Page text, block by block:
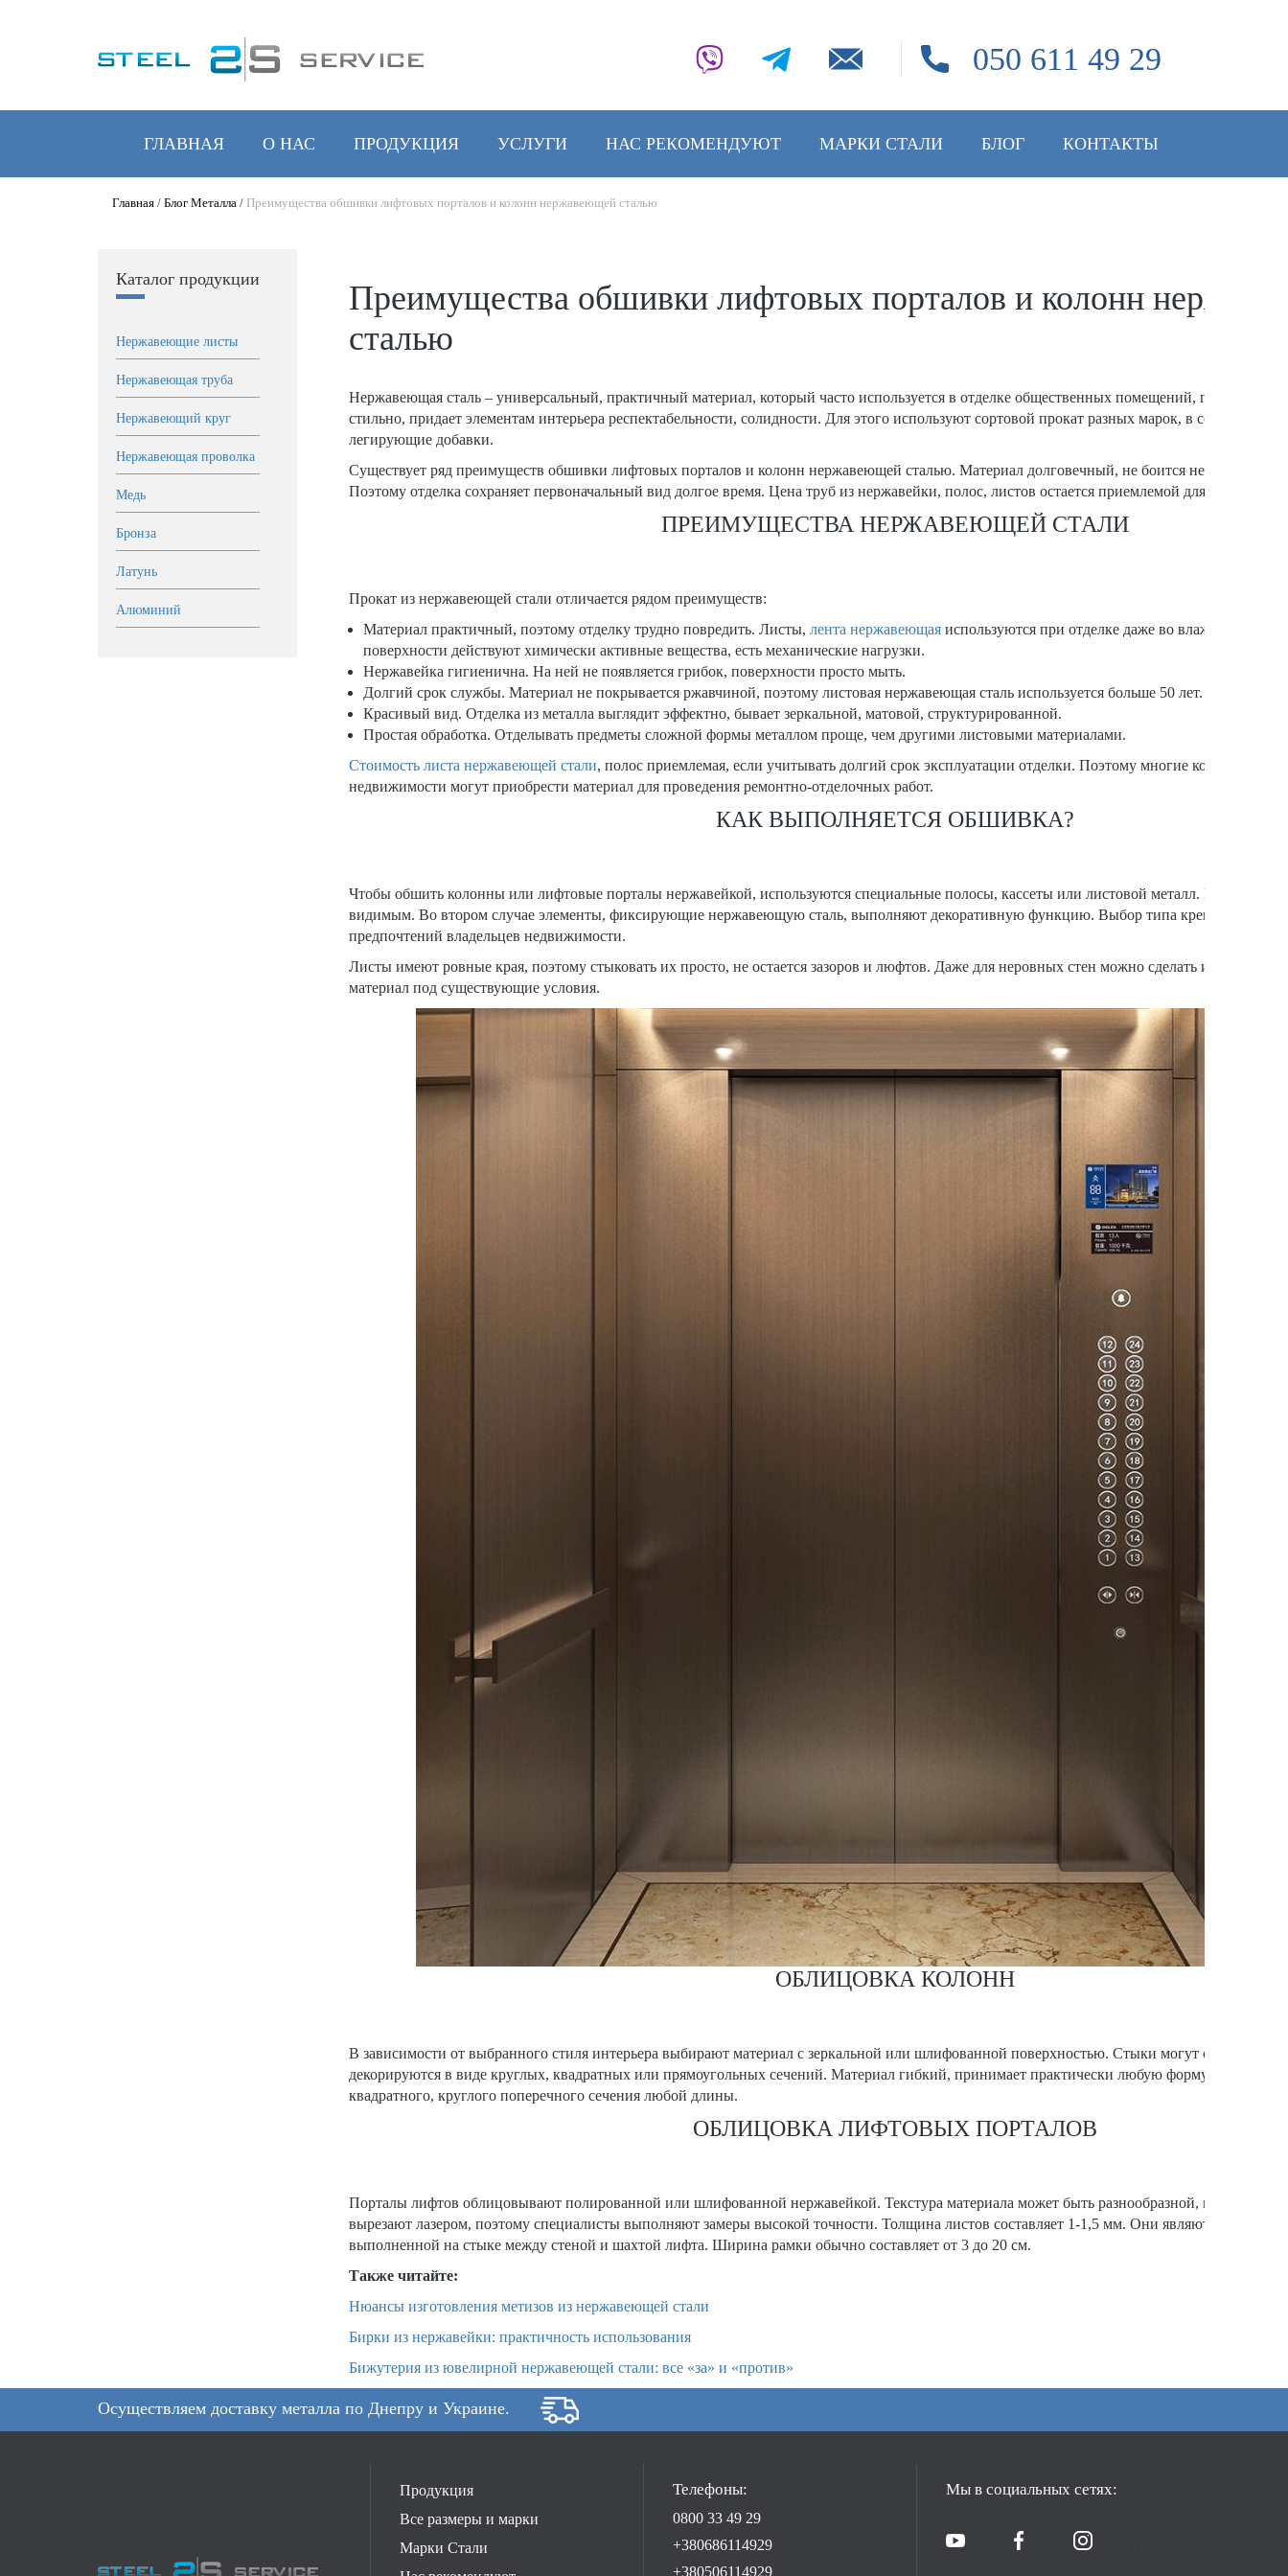
050 611 49 29
ГЛАВНАЯ О НАС ПРОДУКЦИЯ УСЛУГИ НАС РЕКОМЕНДУЮТ МАРКИ СТАЛИ БЛОГ КОНТАКТЫ
Главная / Блог Металла / Преимущества обшивки лифтовых порталов и колонн нержавеющей сталью
Каталог продукции
Нержавеющие листы
Нержавеющая труба
Нержавеющий круг
Нержавеющая проволка
Медь
Бронза
Латунь
Алюминий
Преимущества обшивки лифтовых порталов и колонн
сталью
Нержавеющая сталь – универсальный, практичный материал, который часто используется в отделке общественных помещений, подъездов,
стильно, придает элементам интерьера респектабельности, солидности. Для этого используют сортовой прокат разных марок, в состав
легирующие добавки.
Существует ряд преимуществ обшивки лифтовых порталов и колонн нержавеющей сталью. Материал долговечный, не боится
Поэтому отделка сохраняет первоначальный вид долгое время. Цена труб из нержавейки, полос, листов остается приемлемой для
ПРЕИМУЩЕСТВА НЕРЖАВЕЮЩЕЙ СТАЛИ
Прокат из нержавеющей стали отличается рядом преимуществ:
Материал практичный, поэтому отделку трудно повредить. Листы, лента нержавеющая используются при отделке даже во влажных
поверхности действуют химически активные вещества, есть механические нагрузки.
Нержавейка гигиенична. На ней не появляется грибок, поверхности просто мыть.
Долгий срок службы. Материал не покрывается ржавчиной, поэтому листовая нержавеющая сталь используется больше 50 лет.
Красивый вид. Отделка из металла выглядит эффектно, бывает зеркальной, матовой, структурированной.
Простая обработка. Отделывать предметы сложной формы металлом проще, чем другими листовыми материалами.
Стоимость листа нержавеющей стали, полос приемлемая, если учитывать долгий срок эксплуатации отделки. Поэтому многие компании,
недвижимости могут приобрести материал для проведения ремонтно-отделочных работ.
КАК ВЫПОЛНЯЕТСЯ ОБШИВКА?
Чтобы обшить колонны или лифтовые порталы нержавейкой, используются специальные полосы, кассеты или листовой металл. Крепеж
видимым. Во втором случае элементы, фиксирующие нержавеющую сталь, выполняют декоративную функцию. Выбор типа крепежа зависит
предпочтений владельцев недвижимости.
Листы имеют ровные края, поэтому стыковать их просто, не остается зазоров и люфтов. Даже для неровных стен можно сделать идеальную
материал под существующие условия.
ОБЛИЦОВКА КОЛОНН
В зависимости от выбранного стиля интерьера выбирают материал с зеркальной или шлифованной поверхностью. Стыки могут оставаться
декорируются в виде круглых, квадратных или прямоугольных сечений. Материал гибкий, принимает практически любую форму. Обычно
квадратного, круглого поперечного сечения любой длины.
ОБЛИЦОВКА ЛИФТОВЫХ ПОРТАЛОВ
Порталы лифтов облицовывают полированной или шлифованной нержавейкой. Текстура материала может быть разнообразной, иметь
вырезают лазером, поэтому специалисты выполняют замеры высокой точности. Толщина листов составляет 1-1,5 мм. Они являются
выполненной на стыке между стеной и шахтой лифта. Ширина рамки обычно составляет от 3 до 20 см.
Также читайте:
Нюансы изготовления метизов из нержавеющей стали
Бирки из нержавейки: практичность использования
Бижутерия из ювелирной нержавеющей стали: все «за» и «против»
Осуществляем доставку металла по Днепру и Украине.
Продукция
Все размеры и марки
Марки Стали
Телефоны:
0800 33 49 29
+380686114929
+380506114929
Мы в социальных сетях: